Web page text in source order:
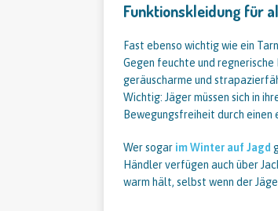
Funktionskleidung für
Fast ebenso wichtig wie ein
Gegen feuchte und
geräuscharme und
Wichtig: Jäger müssen sich in
Bewegungsfreiheit durch einen
Wer sogar im Winter auf Jagd
Händler verfügen auch über
warm hält, selbst wenn der